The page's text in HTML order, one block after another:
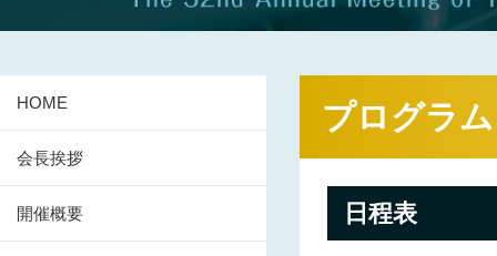
HOME
会長挨拶
開催概要
プログラム
日程表